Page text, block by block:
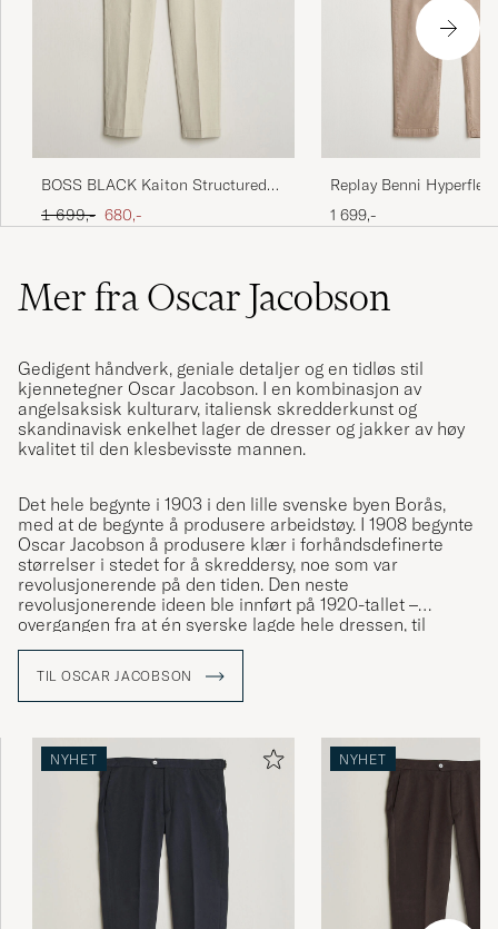
BOSS BLACK Kaiton Structured
Chinos Open Beige
Ordinær pris
1 699,- Nedsatt pris
680,-
Replay Benni
Chinos Sand
1 699,-
Mer fra Oscar Jacobson
Gedigent håndverk, geniale detaljer og en tidløs stil
kjennetegner Oscar Jacobson. I en kombinasjon av
angelsaksisk kulturarv, italiensk skredderkunst og
skandinavisk enkelhet lager de dresser og jakker av høy
kvalitet til den klesbevisste mannen.
Det hele begynte i 1903 i den lille svenske byen Borås,
med at de begynte å produsere arbeidstøy. I 1908 begynte
Oscar Jacobson å produsere klær i forhåndsdefinerte
størrelser i stedet for å skreddersy, noe som var
revolusjonerende på den tiden. Den neste
revolusjonerende ideen ble innført på 1920-tallet –
overgangen fra at én syerske lagde hele dressen, til
spesialisering på enkelte momenter i produksjonen. En
dag.TIL OSCAR JACOBSON
NYHET NYHET